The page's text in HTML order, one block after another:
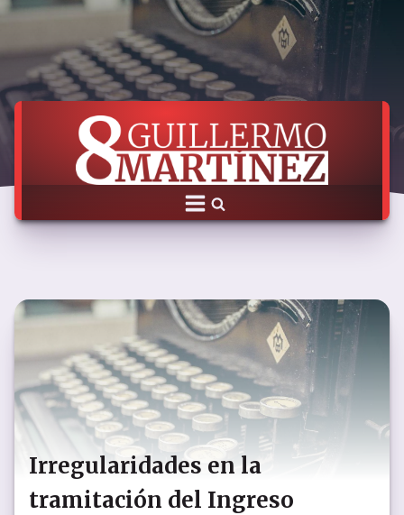
Irregularidades en la
tramitación del Ingreso